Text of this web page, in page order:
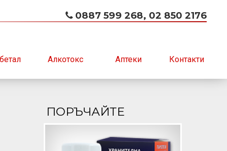
0887 599 268, 02 850 2176
Алкотокс Аптеки Контакти
ПОРЪЧАЙТЕ